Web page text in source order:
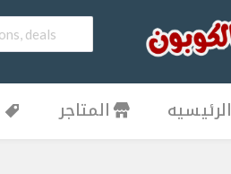
الرئيسيه المتاجر